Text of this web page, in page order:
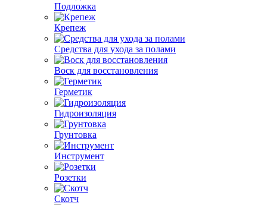
Подложка
Крепеж
Средства для ухода за полами
Воск для восстановления
Герметик
Гидроизоляция
Грунтовка
Инструмент
Розетки
Скотч